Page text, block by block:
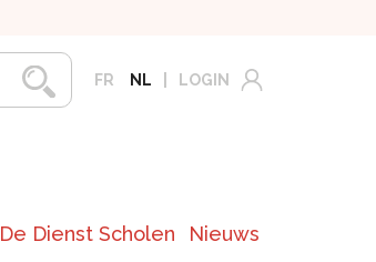
FR NL LOGIN
De Dienst Scholen Nieuws